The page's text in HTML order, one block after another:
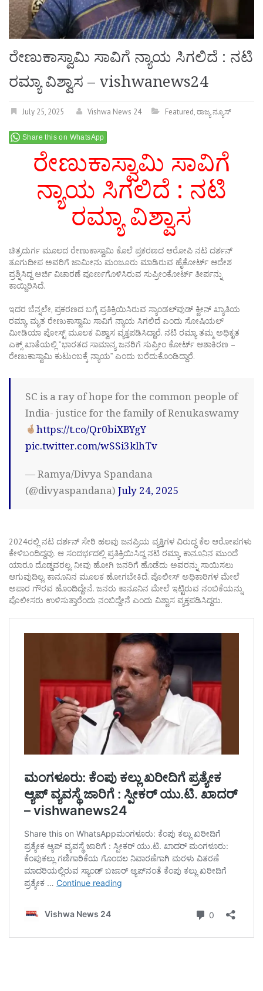
ರೇಣುಕಾಸ್ವಾಮಿ ಸಾವಿಗೆ ನ್ಯಾಯ ಸಿಗಲಿದೆ : ನಟಿ
ರಮ್ಯಾ ವಿಶ್ವಾಸ – vishwanews24
July 25, 2025 Vishwa News 24 Featured,ರಾಜ್ಯ ನ್ಯೂಸ್
Share this on WhatsApp
ರೇಣುಕಾಸ್ವಾಮಿ ಸಾವಿಗೆ
ನ್ಯಾಯ ಸಿಗಲಿದೆ : ನಟಿ
ರಮ್ಯಾ ವಿಶ್ವಾಸ
ಚಿತ್ರದುರ್ಗ ಮೂಲದ ರೇಣುಕಾಸ್ವಾಮಿ ಕೊಲೆ ಪ್ರಕರಣದ ಆರೋಪಿ ನಟ ದರ್ಶನ್​
ತೂಗುದೀಪ ಅವರಿಗೆ ಜಾಮೀನು ಮಂಜೂರು ಮಾಡಿರುವ ಹೈಕೋರ್ಟ್​ ಆದೇಶ
ಪ್ರಶ್ನಿಸಿದ್ದ ಅರ್ಜಿ ವಿಚಾರಣೆ ಪೂರ್ಣಗೊಳಿಸಿರುವ ಸುಪ್ರೀಂಕೋರ್ಟ್​ ತೀರ್ಪನ್ನು
ಕಾಯ್ದಿರಿಸಿದೆ.
ಇದರ ಬೆನ್ನಲೇ, ಪ್ರಕರಣದ ಬಗ್ಗೆ ಪ್ರತಿಕ್ರಿಯಿಸಿರುವ ಸ್ಯಾಂಡಲ್​ವುಡ್ ಕ್ವೀನ್ ಖ್ಯಾತಿಯ
ರಮ್ಯಾ, ಮೃತ ರೇಣುಕಾಸ್ವಾಮಿ ಸಾವಿಗೆ ನ್ಯಾಯ ಸಿಗಲಿದೆ ಎಂದು ಸೋಷಿಯಲ್
ಮೀಡಿಯಾ ಪೋಸ್ಟ್​ ಮೂಲಕ ವಿಶ್ವಾಸ ವ್ಯಕ್ತಪಡಿಸಿದ್ದಾರೆ. ನಟಿ ರಮ್ಯಾ ತಮ್ಮ ಅಧಿಕೃತ
ಎಕ್ಸ್​ ಖಾತೆಯಲ್ಲಿ ”ಭಾರತದ ಸಾಮಾನ್ಯ ಜನರಿಗೆ ಸುಪ್ರೀಂ ಕೋರ್ಟ್ ಆಶಾಕಿರಣ –
ರೇಣುಕಾಸ್ವಾಮಿ ಕುಟುಂಬಕ್ಕೆ ನ್ಯಾಯ” ಎಂದು ಬರೆದುಕೊಂಡಿದ್ದಾರೆ.
SC is a ray of hope for the common people of
India- justice for the family of Renukaswamy
https://t.co/Qr0biXBYgY
pic.twitter.com/wSSi3klhTv
— Ramya/Divya Spandana
(@divyaspandana) July 24, 2025
2024ರಲ್ಲಿ ನಟ ದರ್ಶನ್​ ಸೇರಿ ಹಲವು ಜನಪ್ರಿಯ ವ್ಯಕ್ತಿಗಳ ವಿರುದ್ಧ ಕೆಲ ಆರೋಪಗಳು
ಕೇಳಿಬಂದಿದ್ದವು. ಆ ಸಂದರ್ಭದಲ್ಲಿ ಪ್ರತಿಕ್ರಿಯಿಸಿದ್ದ ನಟಿ ರಮ್ಯಾ, ಕಾನೂನಿನ ಮುಂದೆ
ಯಾರೂ ದೊಡ್ಡವರಲ್ಲ. ನೀವು ಹೋಗಿ ಜನರಿಗೆ ಹೊಡೆದು ಅವರನ್ನು ಸಾಯಿಸಲು
ಆಗುವುದಿಲ್ಲ. ಕಾನೂನಿನ ಮೂಲಕ ಹೋಗಬೇಕಿದೆ. ಪೊಲೀಸ್ ಅಧಿಕಾರಿಗಳ ಮೇಲೆ
ಅಪಾರ ಗೌರವ ಹೊಂದಿದ್ದೇನೆ. ಜನರು ಕಾನೂನಿನ ಮೇಲೆ ಇಟ್ಟಿರುವ ನಂಬಿಕೆಯನ್ನು
ಪೊಲೀಸರು ಉಳಿಸುತ್ತಾರೆಂದು ನಂಬಿದ್ದೇನೆ ಎಂದು ವಿಶ್ವಾಸ ವ್ಯಕ್ತಪಡಿಸಿದ್ದರು.